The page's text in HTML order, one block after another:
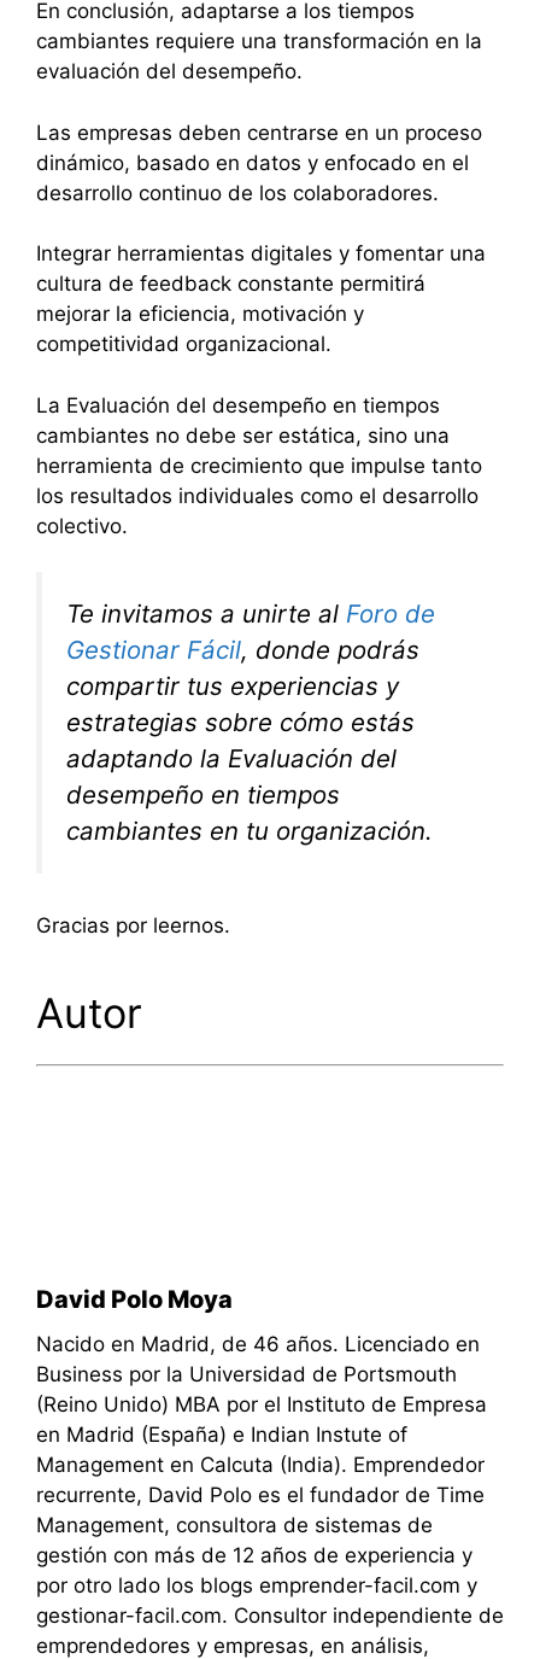
En conclusión, adaptarse a los tiempos
cambiantes requiere una transformación en la
evaluación del desempeño.
Las empresas deben centrarse en un proceso
dinámico, basado en datos y enfocado en el
desarrollo continuo de los colaboradores.
Integrar herramientas digitales y fomentar una
cultura de feedback constante permitirá
mejorar la eficiencia, motivación y
competitividad organizacional.
La Evaluación del desempeño en tiempos
cambiantes no debe ser estática, sino una
herramienta de crecimiento que impulse tanto
los resultados individuales como el desarrollo
colectivo.
Te invitamos a unirte al Foro de
Gestionar Fácil, donde podrás
compartir tus experiencias y
estrategias sobre cómo estás
adaptando la Evaluación del
desempeño en tiempos
cambiantes en tu organización.
Gracias por leernos.
Autor
David Polo Moya
Nacido en Madrid, de 46 años. Licenciado en
Business por la Universidad de Portsmouth
(Reino Unido) MBA por el Instituto de Empresa
en Madrid (España) e Indian Instute of
Management en Calcuta (India). Emprendedor
recurrente, David Polo es el fundador de Time
Management, consultora de sistemas de
gestión con más de 12 años de experiencia y
por otro lado los blogs emprender-facil.com y
gestionar-facil.com. Consultor independiente de
emprendedores y empresas, en análisis,